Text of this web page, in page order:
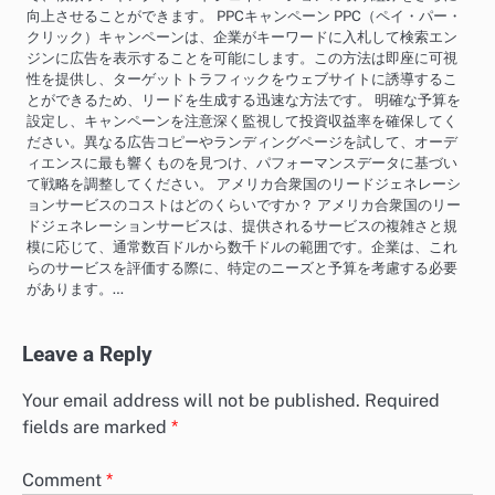
向上させることができます。 PPCキャンペーン PPC（ペイ・パー・
クリック）キャンペーンは、企業がキーワードに入札して検索エン
ジンに広告を表示することを可能にします。この方法は即座に可視
性を提供し、ターゲットトラフィックをウェブサイトに誘導するこ
とができるため、リードを生成する迅速な方法です。 明確な予算を
設定し、キャンペーンを注意深く監視して投資収益率を確保してく
ださい。異なる広告コピーやランディングページを試して、オーデ
ィエンスに最も響くものを見つけ、パフォーマンスデータに基づい
て戦略を調整してください。 アメリカ合衆国のリードジェネレーシ
ョンサービスのコストはどのくらいですか？ アメリカ合衆国のリー
ドジェネレーションサービスは、提供されるサービスの複雑さと規
模に応じて、通常数百ドルから数千ドルの範囲です。企業は、これ
らのサービスを評価する際に、特定のニーズと予算を考慮する必要
があります。…
Leave a Reply
Your email address will not be published. Required
fields are marked *
Comment *